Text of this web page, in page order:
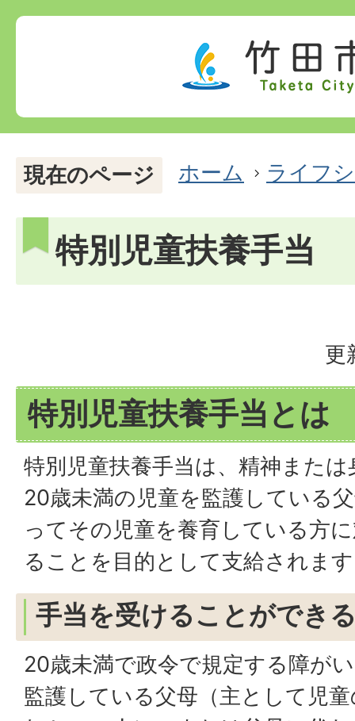
現在のページ ホーム ライフ
特別児童扶養手当
更
特別児童扶養手当とは
特別児童扶養手当は、精神また
20歳未満の児童を監護している
ってその児童を養育している方
ることを目的として支給されま
手当を受けることができ
20歳未満で政令で規定する障が
監護している父母（主として児